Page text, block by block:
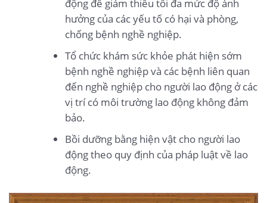
động để giảm thiểu tối đa mức độ ảnh
hưởng của các yếu tố có hại và phòng,
chống bệnh nghề nghiệp.
Tổ chức khám sức khỏe phát hiện sớm
bệnh nghề nghiệp và các bệnh liên quan
đến nghề nghiệp cho người lao động ở các
vị trí có môi trường lao động không đảm
bảo.
Bồi dưỡng bằng hiện vật cho người lao
động theo quy định của pháp luật về lao
động.